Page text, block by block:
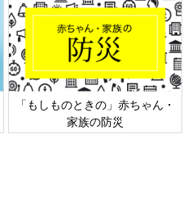
六星占術 細木かおりさんの人
相談